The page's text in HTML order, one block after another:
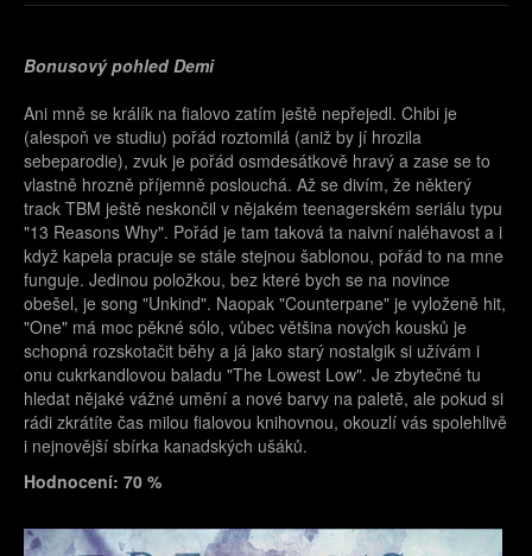
Bonusový pohled Demi
Ani mně se králík na fialovo zatím ještě nepřejedl. Chibi je
(alespoň ve studiu) pořád roztomilá (aniž by jí hrozila
sebeparodie), zvuk je pořád osmdesátkově hravý a zase se to
vlastně hrozně příjemně poslouchá. Až se divím, že některý
track TBM ještě neskončil v nějakém teenagerském seriálu typu
"13 Reasons Why". Pořád je tam taková ta naivní naléhavost a i
když kapela pracuje se stále stejnou šablonou, pořád to na mne
funguje. Jedinou položkou, bez které bych se na novince
obešel, je song "Unkind". Naopak "Counterpane" je vyloženě hit,
"One" má moc pěkné sólo, vůbec většina nových kousků je
schopná rozskotačit běhy a já jako starý nostalgik si užívám i
onu cukrkandlovou baladu "The Lowest Low". Je zbytečné tu
hledat nějaké vážné umění a nové barvy na paletě, ale pokud si
rádi zkrátíte čas milou fialovou knihovnou, okouzlí vás spolehlivě
i nejnovější sbírka kanadských ušáků.
Hodnocení: 70 %